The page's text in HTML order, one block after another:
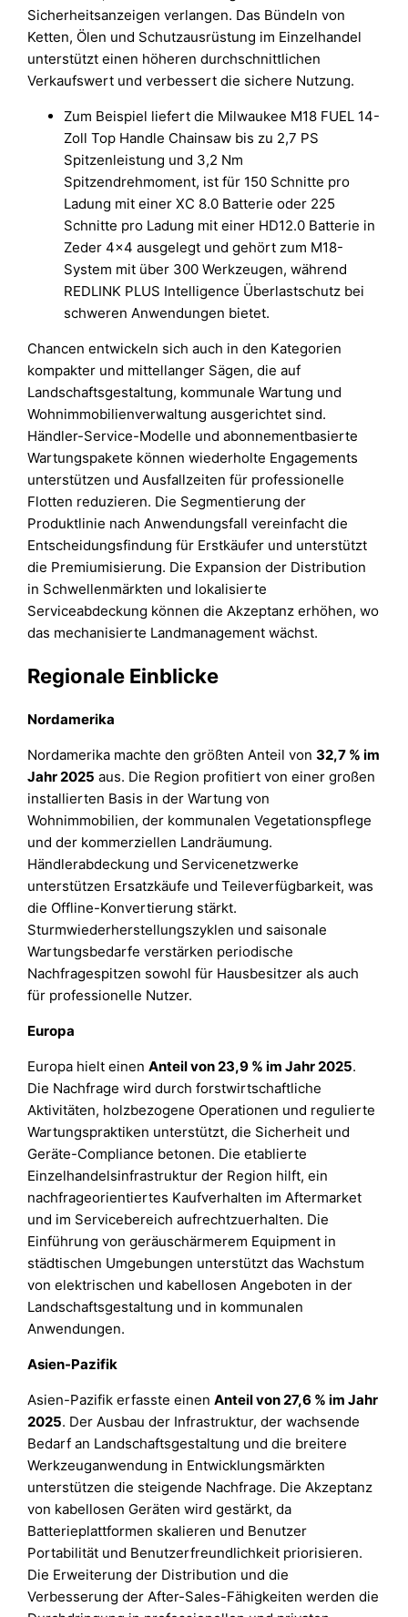
Sicherheitsanzeigen verlangen. Das Bündeln von
Ketten, Ölen und Schutzausrüstung im Einzelhandel
unterstützt einen höheren durchschnittlichen
Verkaufswert und verbessert die sichere Nutzung.
Zum Beispiel liefert die Milwaukee M18 FUEL 14-
Zoll Top Handle Chainsaw bis zu 2,7 PS
Spitzenleistung und 3,2 Nm
Spitzendrehmoment, ist für 150 Schnitte pro
Ladung mit einer XC 8.0 Batterie oder 225
Schnitte pro Ladung mit einer HD12.0 Batterie in
Zeder 4×4 ausgelegt und gehört zum M18-
System mit über 300 Werkzeugen, während
REDLINK PLUS Intelligence Überlastschutz bei
schweren Anwendungen bietet.
Chancen entwickeln sich auch in den Kategorien
kompakter und mittellanger Sägen, die auf
Landschaftsgestaltung, kommunale Wartung und
Wohnimmobilienverwaltung ausgerichtet sind.
Händler-Service-Modelle und abonnementbasierte
Wartungspakete können wiederholte Engagements
unterstützen und Ausfallzeiten für professionelle
Flotten reduzieren. Die Segmentierung der
Produktlinie nach Anwendungsfall vereinfacht die
Entscheidungsfindung für Erstkäufer und unterstützt
die Premiumisierung. Die Expansion der Distribution
in Schwellenmärkten und lokalisierte
Serviceabdeckung können die Akzeptanz erhöhen, wo
das mechanisierte Landmanagement wächst.
Regionale Einblicke
Nordamerika
Nordamerika machte den größten Anteil von32,7 % im
Jahr 2025 aus. Die Region profitiert von einer großen
installierten Basis in der Wartung von
Wohnimmobilien, der kommunalen Vegetationspflege
und der kommerziellen Landräumung.
Händlerabdeckung und Servicenetzwerke
unterstützen Ersatzkäufe und Teileverfügbarkeit, was
die Offline-Konvertierung stärkt.
Sturmwiederherstellungszyklen und saisonale
Wartungsbedarfe verstärken periodische
Nachfragespitzen sowohl für Hausbesitzer als auch
für professionelle Nutzer.
Europa
Europa hielt einenAnteil von 23,9 % im Jahr 2025.
Die Nachfrage wird durch forstwirtschaftliche
Aktivitäten, holzbezogene Operationen und regulierte
Wartungspraktiken unterstützt, die Sicherheit und
Geräte-Compliance betonen. Die etablierte
Einzelhandelsinfrastruktur der Region hilft, ein
nachfrageorientiertes Kaufverhalten im Aftermarket
und im Servicebereich aufrechtzuerhalten. Die
Einführung von geräuschärmerem Equipment in
städtischen Umgebungen unterstützt das Wachstum
von elektrischen und kabellosen Angeboten in der
Landschaftsgestaltung und in kommunalen
Anwendungen.
Asien-Pazifik
Asien-Pazifik erfasste einenAnteil von 27,6 % im Jahr
2025. Der Ausbau der Infrastruktur, der wachsende
Bedarf an Landschaftsgestaltung und die breitere
Werkzeuganwendung in Entwicklungsmärkten
unterstützen die steigende Nachfrage. Die Akzeptanz
von kabellosen Geräten wird gestärkt, da
Batterieplattformen skalieren und Benutzer
Portabilität und Benutzerfreundlichkeit priorisieren.
Die Erweiterung der Distribution und die
Verbesserung der After-Sales-Fähigkeiten werden die